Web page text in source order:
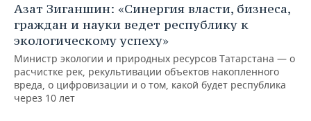
Азат Зиганшин: «Синергия власти, бизнеса,
граждан и науки ведет республику к
экологическому успеху»
Министр экологии и природных ресурсов Татарстана — о
расчистке рек, рекультивации объектов накопленного
вреда, о цифровизации и о том, какой будет республика
через 10 лет